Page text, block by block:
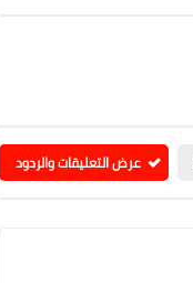
عرض التعليقات والردود